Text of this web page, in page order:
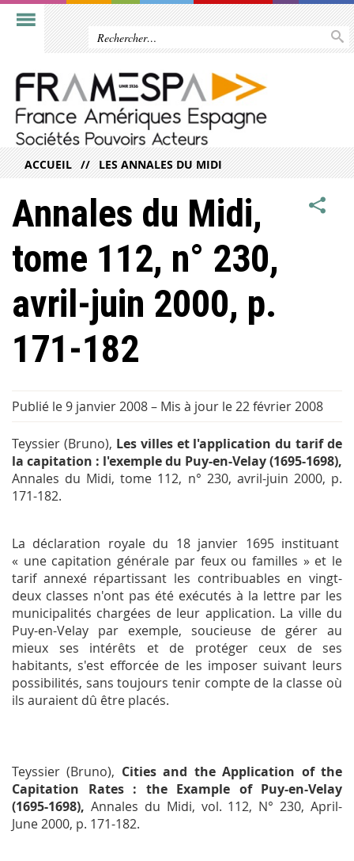
ACCUEIL LES ANNALES DU MIDI
Annales du Midi,
tome 112, n° 230,
avril-juin 2000, p.
171-182
Publié le 9 janvier 2008– Mis à jour le 22 février 2008
Teyssier (Bruno), Les villes et l'application du tarif de
la capitation : l'exemple du Puy-en-Velay (1695-1698),
Annales du Midi, tome 112, n° 230, avril-juin 2000, p.
171-182.
La déclaration royale du 18 janvier 1695 instituant
« une capitation générale par feux ou familles » et le
tarif annexé répartissant les contribuables en vingt-
deux classes n'ont pas été exécutés à la lettre par les
municipalités chargées de leur application. La ville du
Puy-en-Velay par exemple, soucieuse de gérer au
mieux ses intérêts et de protéger ceux de ses
habitants, s'est efforcée de les imposer suivant leurs
possibilités, sans toujours tenir compte de la classe où
ils auraient dû être placés.
Teyssier (Bruno), Cities and the Application of the
Capitation Rates : the Example of Puy-en-Velay
(1695-1698), Annales du Midi, vol. 112, N° 230, April-
June 2000, p. 171-182.